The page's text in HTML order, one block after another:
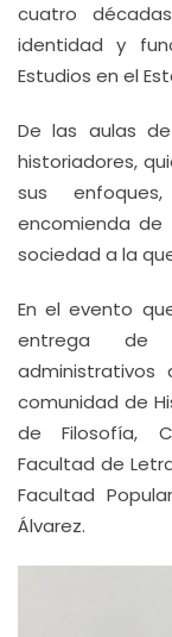
cuatro
identidad y
Estudios en el
De las aulas
historiadores,
sus
encomienda
sociedad a la
En el evento
entrega de
comunidad de
de Filosofía,
Facultad de
Facultad
Álvarez.